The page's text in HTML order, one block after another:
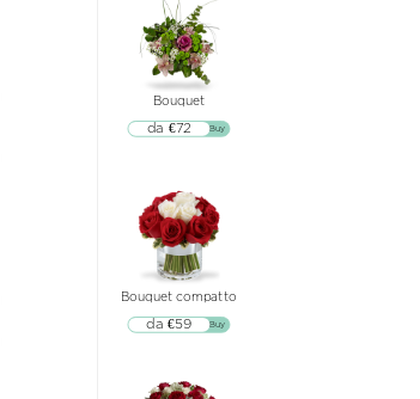
Bouquet
▷▷ Buy
da €72
Bouquet compatto
▷▷ Buy
da €59